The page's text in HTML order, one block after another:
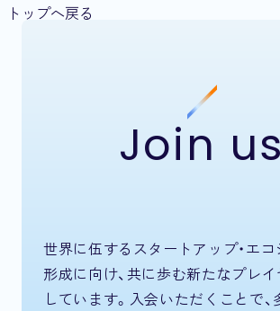
トップへ戻る
Join us
世界に伍するスタートアップ・エ
形成に向け、共に歩む新たなプレ
しています。入会いただくことで、